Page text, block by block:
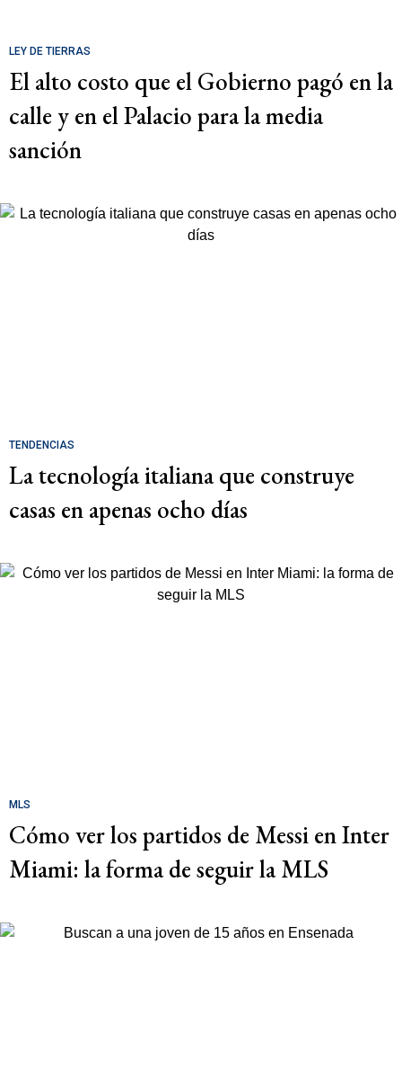
LEY DE TIERRAS
El alto costo que el Gobierno pagó en la
calle y en el Palacio para la media
sanción
TENDENCIAS
La tecnología italiana que construye
casas en apenas ocho días
MLS
Cómo ver los partidos de Messi en Inter
Miami: la forma de seguir la MLS